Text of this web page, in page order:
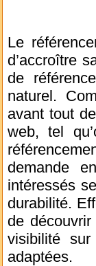
Le
d’accroître
de
naturel.
avant tout
web, tel
demande
intéressés
durabilité.
de
visibilité
adaptées.